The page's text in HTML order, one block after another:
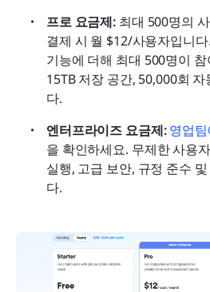
프로 요금제: 최대 500명의
결제 시 월 $12/사용자입니
기능에 더해 최대 500명이
15TB 저장 공간, 50,000회
다.
엔터프라이즈 요금제: 영업
을 확인하세요. 무제한 사용
실행, 고급 보안, 규정 준수
다.